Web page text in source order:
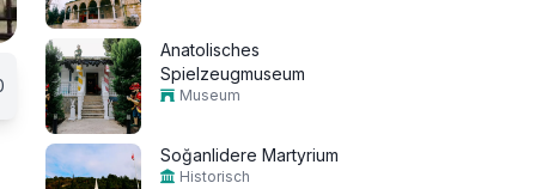
Anatolisches
Spielzeugmuseum
Museum
Soğanlidere Martyrium
Historisch